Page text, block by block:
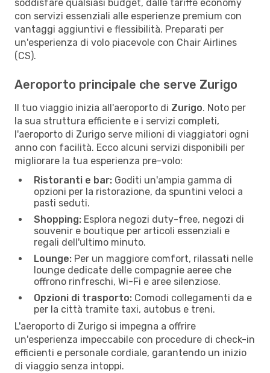
soddisfare qualsiasi budget, dalle tariffe economy
con servizi essenziali alle esperienze premium con
vantaggi aggiuntivi e flessibilità. Preparati per
un'esperienza di volo piacevole con Chair Airlines
(CS).
Aeroporto principale che serve Zurigo
Il tuo viaggio inizia all'aeroporto di Zurigo. Noto per
la sua struttura efficiente e i servizi completi,
l'aeroporto di Zurigo serve milioni di viaggiatori ogni
anno con facilità. Ecco alcuni servizi disponibili per
migliorare la tua esperienza pre-volo:
Ristoranti e bar: Goditi un'ampia gamma di
opzioni per la ristorazione, da spuntini veloci a
pasti seduti.
Shopping: Esplora negozi duty-free, negozi di
souvenir e boutique per articoli essenziali e
regali dell'ultimo minuto.
Lounge: Per un maggiore comfort, rilassati nelle
lounge dedicate delle compagnie aeree che
offrono rinfreschi, Wi-Fi e aree silenziose.
Opzioni di trasporto: Comodi collegamenti da e
per la città tramite taxi, autobus e treni.
L'aeroporto di Zurigo si impegna a offrire
un'esperienza impeccabile con procedure di check-in
efficienti e personale cordiale, garantendo un inizio
di viaggio senza intoppi.